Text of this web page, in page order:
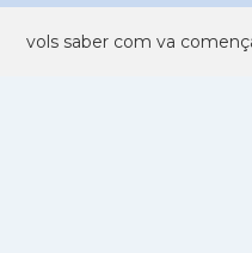
vols saber com va